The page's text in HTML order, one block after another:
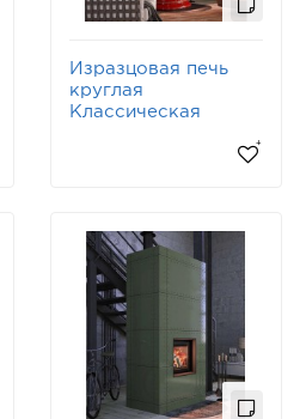
Изразцовая печь
круглая
Классическая